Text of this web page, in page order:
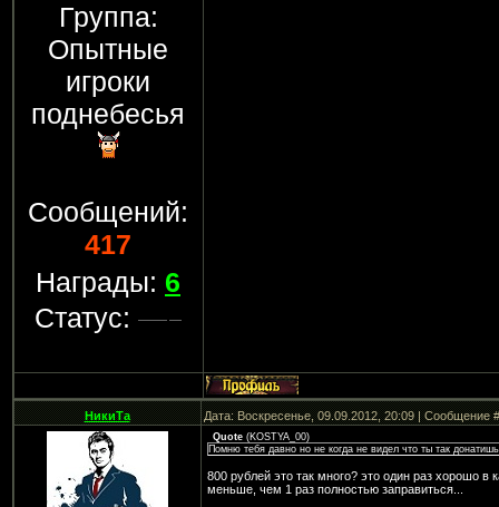
Группа:
Опытные
игроки
поднебесья
Сообщений:
417
Награды: 6
Статус:
НикиТа Дата: Воскресенье, 09.09.2012, 20:09 | Сообщение
Quote(KOSTYA_00)
Помню тебя давно но не когда не видел что ты так донатишь
800 рублей это так много? это один раз хорошо
меньше, чем 1 раз полностью заправиться...